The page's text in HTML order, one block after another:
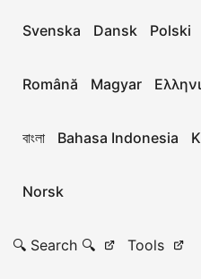
Svenska Dansk Polski
Română Magyar
বাংলা Bahasa Indonesia
Norsk
🔍 Search 🔍 Tools